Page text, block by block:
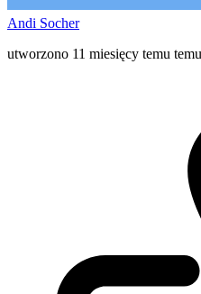
Andi Socher
utworzono 11 miesięcy temu temu